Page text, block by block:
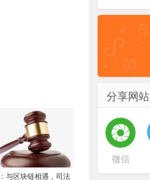
与区块链相遇，司法
分享网站
微信